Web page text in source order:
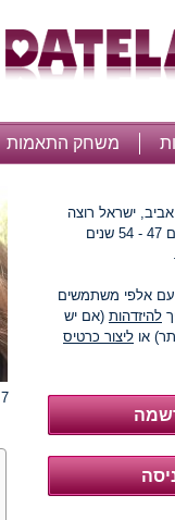
משחק התאמות
ישראל רוצה
להכיר גבר בגילאים 47 - 54 שנים
אלפי משתמשים
להיזדהות (אם יש
או ליצור כרטיס
7 תמונות